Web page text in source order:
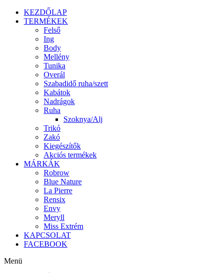
KEZDŐLAP
TERMÉKEK
Felső
Ing
Body
Mellény
Tunika
Overál
Szabadidő ruha/szett
Kabátok
Nadrágok
Ruha
Szoknya/Alj
Trikó
Zakó
Kiegészítők
Akciós termékek
MÁRKÁK
Robrow
Blue Nature
La Pierre
Rensix
Envy
Meryll
Miss Extrém
KAPCSOLAT
FACEBOOK
Menü